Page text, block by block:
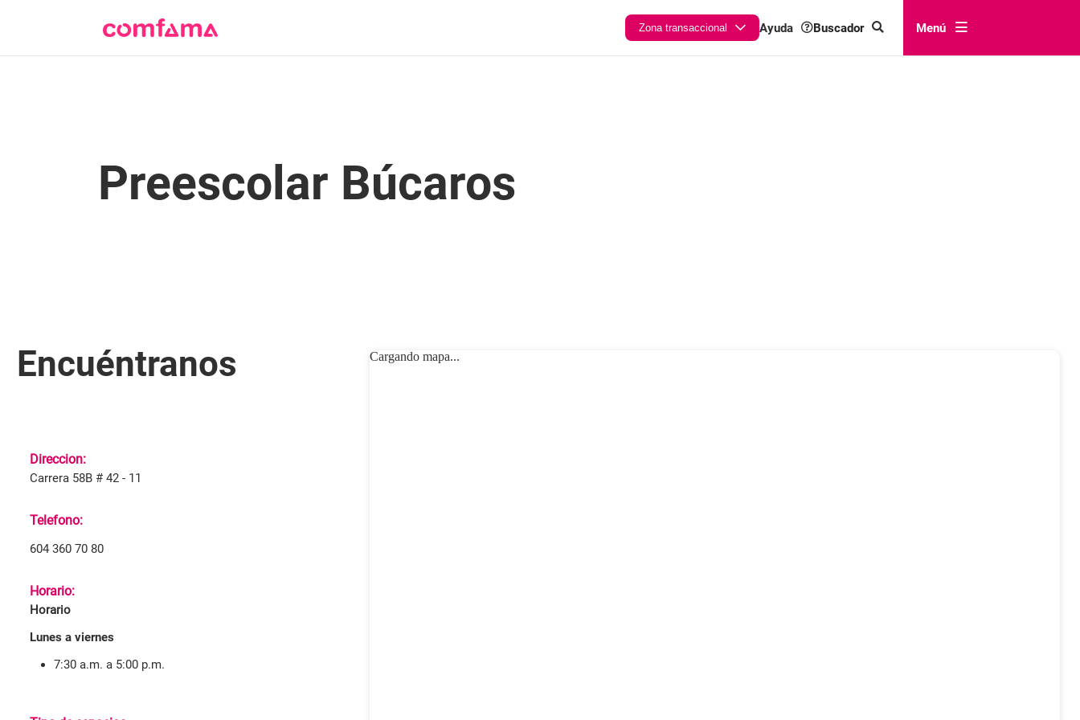
Zona transaccional Ayuda Buscador Menú
Preescolar Búcaros
Encuéntranos Cargando mapa...
Direccion:
Carrera 58B # 42 - 11
Telefono:
604 360 70 80
Horario:
Horario
Lunes a viernes
7:30 a.m. a 5:00 p.m.